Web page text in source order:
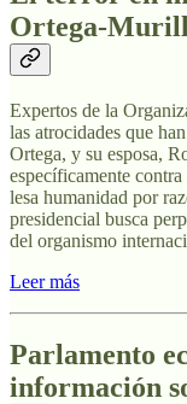
Ortega-
Expertos de la
las atrocidades que
Ortega, y su esposa,
específicamente
lesa humanidad por
presidencial busca
del organismo
Leer más
Parlamento
información